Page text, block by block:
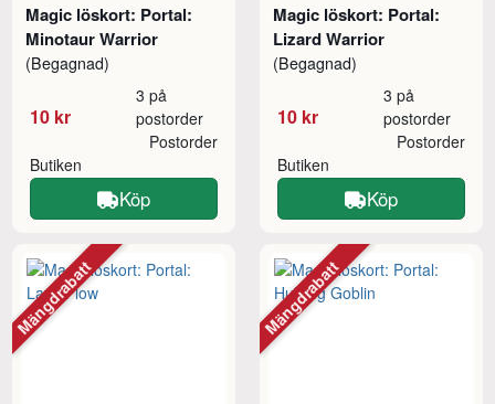
Magic löskort: Portal:
Minotaur Warrior
(Begagnad)
10 kr
3 på
postorder
Butiken
Postorder
Köp
Magic löskort: Portal:
Lizard Warrior
(Begagnad)
10 kr
3 på
postorder
Butiken
Postorder
Köp
Mängdrabatt Mängdrabatt